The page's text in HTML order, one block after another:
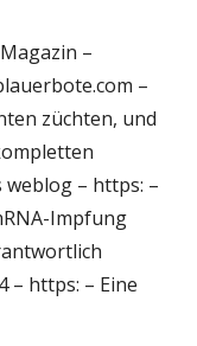
–
–
züchten, und
weblog – https: –
Impfung
– https: – Eine